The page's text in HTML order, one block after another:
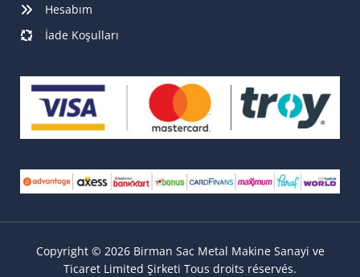
Hesabım
İade Koşulları
Copyright © 2026 Birman Sac Metal Makine Sanayi ve
Ticaret Limited Şirketi Tous droits réservés.